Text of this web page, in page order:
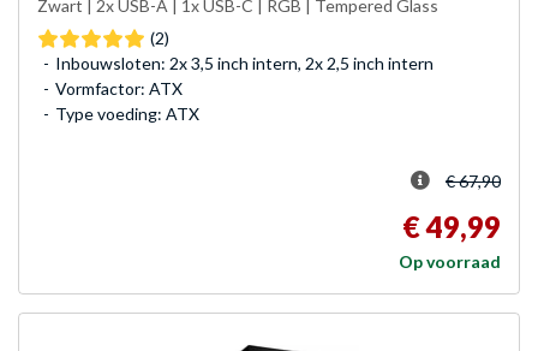
Zwart | 2x USB-A | 1x USB-C | RGB | Tempered Glass
(2)
Inbouwsloten: 2x 3,5 inch intern, 2x 2,5 inch intern
Vormfactor: ATX
Type voeding: ATX
€ 67,90
€ 49,99
Op voorraad